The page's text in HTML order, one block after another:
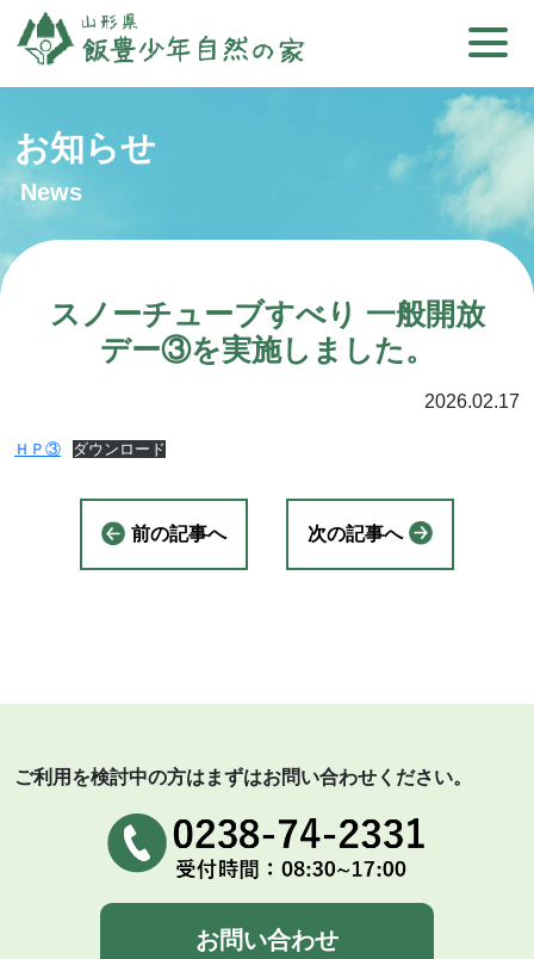
お知らせ
News
スノーチューブすべり 一般開放
デー③を実施しました。
2026.02.17
ＨＰ③ ダウンロード
前の記事へ 次の記事へ
ご利用を検討中の方はまずはお問い合わせください。
お問い合わせ